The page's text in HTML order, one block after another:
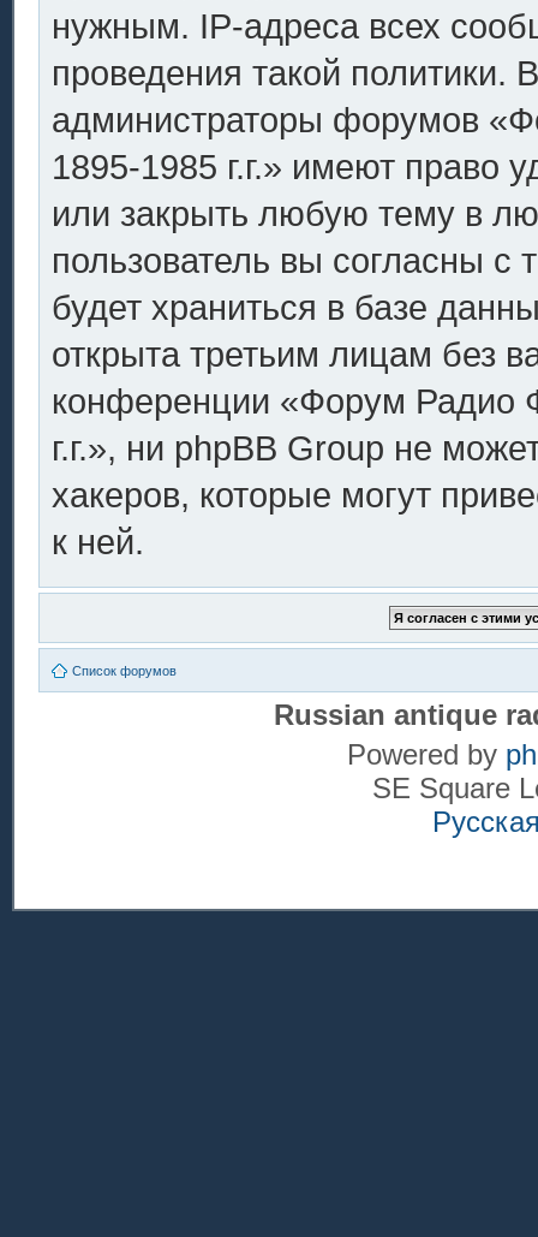
нужным. IP-адреса всех
проведения такой политики.
администраторы форумов
1895-1985 г.г.» имеют право
или закрыть любую тему в
пользователь вы согласны
будет храниться в базе
открыта третьим лицам без
конференции «Форум Радио
г.г.», ни phpBB Group не
хакеров, которые могут
к ней.
Список форумов
Russian antique
Powered by
SE Square